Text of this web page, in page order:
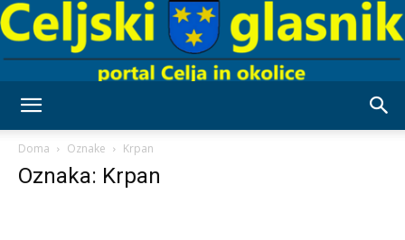
Doma Oznake Krpan
Oznaka: Krpan